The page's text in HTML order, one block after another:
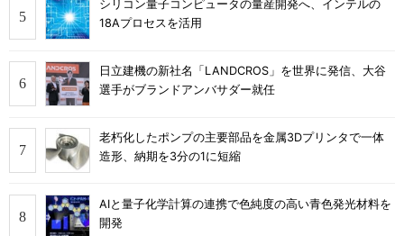
シリコン量子コンピュータの量産開発へ、インテルの
18Aプロセスを活用
日立建機の新社名「LANDCROS」を世界に発信、大谷
選手がブランドアンバサダー就任
老朽化したポンプの主要部品を金属3Dプリンタで一体
造形、納期を3分の1に短縮
AIと量子化学計算の連携で色純度の高い青色発光材料を
開発